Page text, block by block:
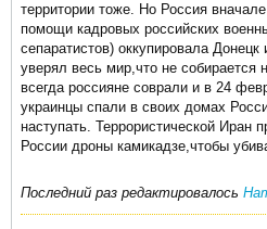
территории тоже. Но Россия
помощи кадровых российских
сепаратистов) оккупировала
уверял весь мир,что не собирается
всегда россияне соврали и в 24
украинцы спали в своих домах
наступать. Террористической Иран
России дроны камикадзе,чтобы
Последний раз редактировалось